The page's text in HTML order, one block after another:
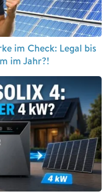
im Check: Legal bis
im Jahr?!